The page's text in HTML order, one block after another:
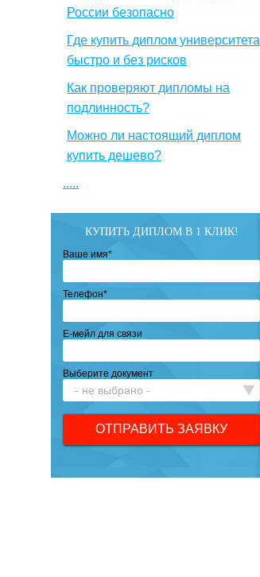
России безопасно
Где купить диплом университета
быстро и без рисков
Как проверяют дипломы на
подлинность?
Можно ли настоящий диплом
купить дешево?
.....
КУПИТЬ ДИПЛОМ В 1 КЛИК!
Ваше имя*
Телефон*
Е-мейл для связи
Выберите документ